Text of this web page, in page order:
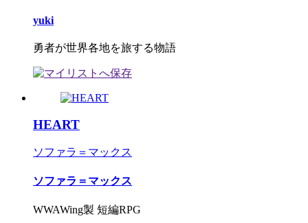
yuki
勇者が世界各地を旅する物語
HEART
ソファラ＝マックス
ソファラ＝マックス
WWAWing製 短編RPG